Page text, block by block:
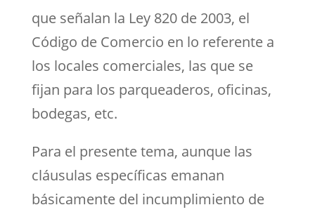
que señalan la Ley 820 de 2003, el
Código de Comercio en lo referente a
los locales comerciales, las que se
fijan para los parqueaderos, oficinas,
bodegas, etc.
Para el presente tema, aunque las
cláusulas específicas emanan
básicamente del incumplimiento de